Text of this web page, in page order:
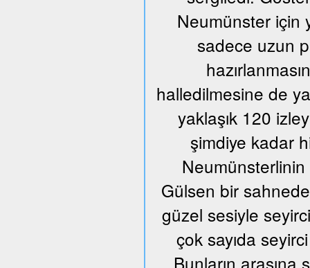
Neumünster için
sadece uzun
halledilmesine de
yaklaşık 120
şimdiye kadar
Gülsen bir
güzel sesiyle
çok sayıda
Bunların